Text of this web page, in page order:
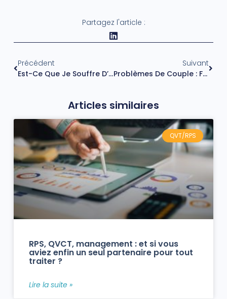
Partagez l'article :
Précédent
Est-Ce Que Je Souffre D’hypersensibilité ?
Suivant
Problèmes De Couple : Faut-Il Consulter Un Psy Ou Un Conseiller Conjugal ?
Articles similaires
QVT/RPS
RPS, QVCT, management : et si vous
aviez enfin un seul partenaire pour tout
traiter ?
Lire la suite »